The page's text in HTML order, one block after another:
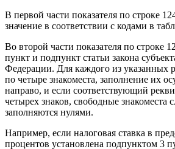
В первой части показателя по строке
значение в соответствии с кодами в
Во второй части показателя по строке
пункт и подпункт статьи закона
Федерации. Для каждого из указанных
по четыре знакоместа, заполнение их
направо, и если соответствующий
четырех знаков, свободные знакоместа
заполняются нулями.
Например, если налоговая ставка в
процентов установлена подпунктом 3